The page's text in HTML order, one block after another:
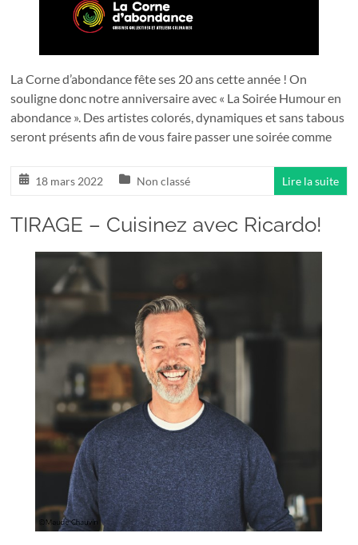
La Corne d’abondance fête ses 20 ans cette année ! On
souligne donc notre anniversaire avec « La Soirée Humour en
abondance ». Des artistes colorés, dynamiques et sans tabous
seront présents afin de vous faire passer une soirée comme
18 mars 2022 Non classé Lire la suite
TIRAGE – Cuisinez avec Ricardo!